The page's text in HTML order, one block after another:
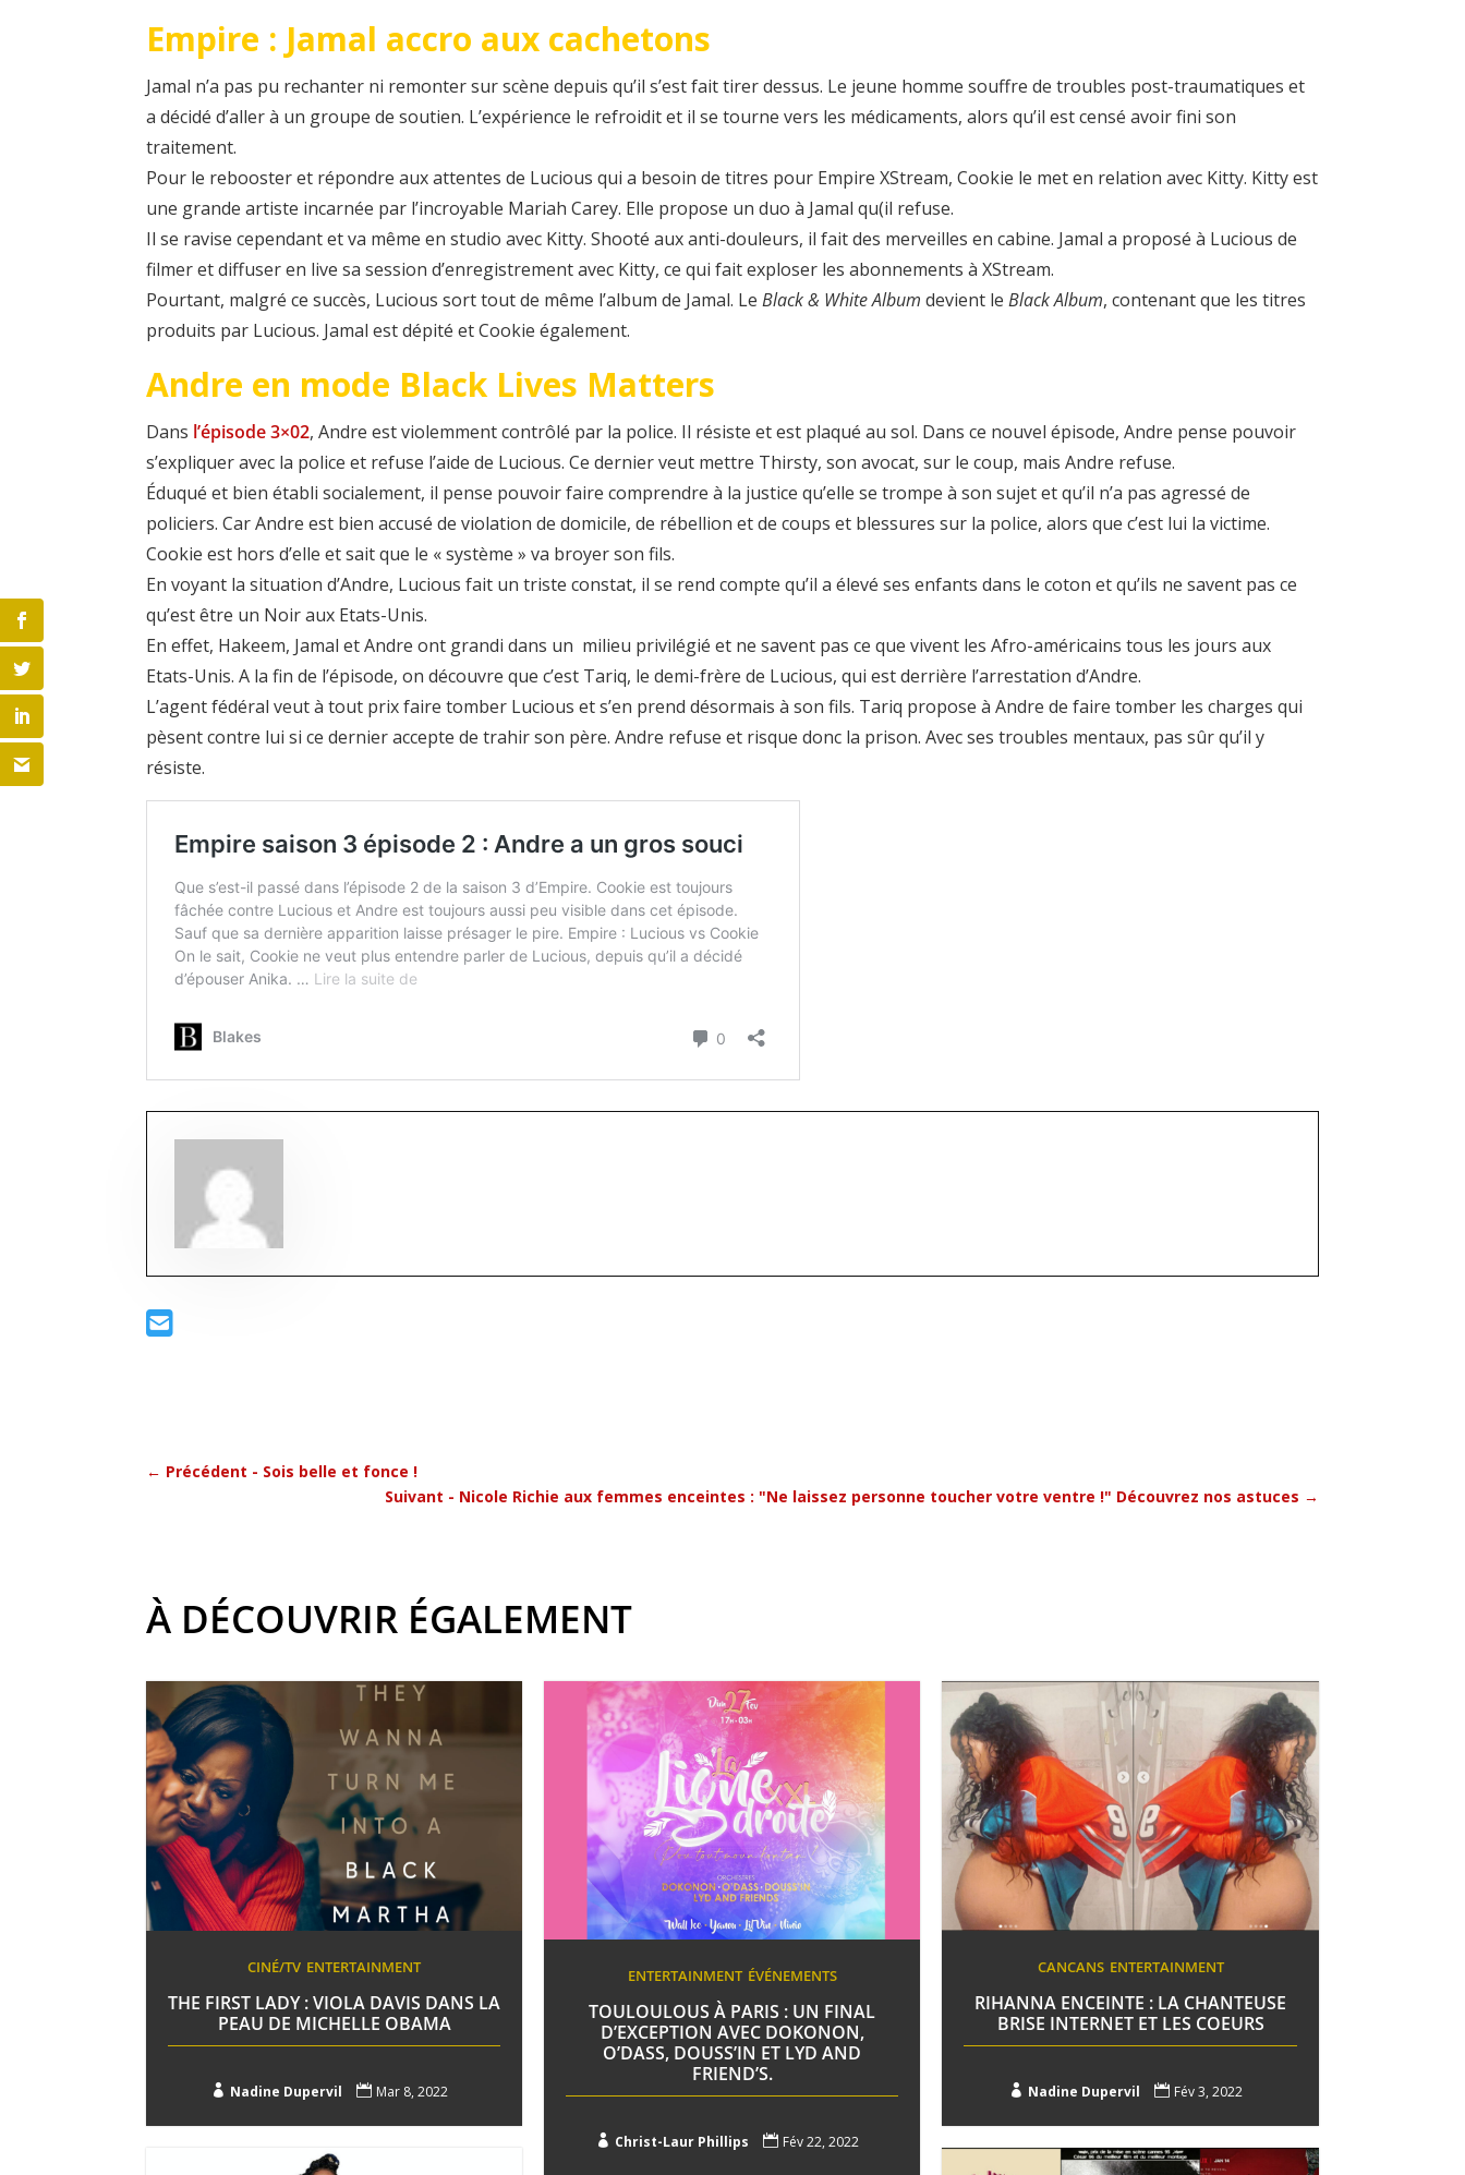
Empire : Jamal accro aux cachetons
Jamal n’a pas pu rechanter ni remonter sur scène depuis qu’il s’est fait tirer dessus. Le jeune homme souffre de troubles post-traumatiques et
a décidé d’aller à un groupe de soutien. L’expérience le refroidit et il se tourne vers les médicaments, alors qu’il est censé avoir fini son
traitement.
Pour le rebooster et répondre aux attentes de Lucious qui a besoin de titres pour Empire XStream, Cookie le met en relation avec Kitty. Kitty est
une grande artiste incarnée par l’incroyable Mariah Carey. Elle propose un duo à Jamal qu(il refuse.
Il se ravise cependant et va même en studio avec Kitty. Shooté aux anti-douleurs, il fait des merveilles en cabine. Jamal a proposé à Lucious de
filmer et diffuser en live sa session d’enregistrement avec Kitty, ce qui fait exploser les abonnements à XStream.
Pourtant, malgré ce succès, Lucious sort tout de même l’album de Jamal. LeBlack & White Album devient leBlack Album, contenant que les titres
produits par Lucious. Jamal est dépité et Cookie également.
Andre en mode Black Lives Matters
Dans l’épisode 3×02, Andre est violemment contrôlé par la police. Il résiste et est plaqué au sol. Dans ce nouvel épisode, Andre pense pouvoir
s’expliquer avec la police et refuse l’aide de Lucious. Ce dernier veut mettre Thirsty, son avocat, sur le coup, mais Andre refuse.
Éduqué et bien établi socialement, il pense pouvoir faire comprendre à la justice qu’elle se trompe à son sujet et qu’il n’a pas agressé de
policiers. Car Andre est bien accusé de violation de domicile, de rébellion et de coups et blessures sur la police, alors que c’est lui la victime.
Cookie est hors d’elle et sait que le « système » va broyer son fils.
En voyant la situation d’Andre, Lucious fait un triste constat, il se rend compte qu’il a élevé ses enfants dans le coton et qu’ils ne savent pas ce
qu’est être un Noir aux Etats-Unis.
En effet, Hakeem, Jamal et Andre ont grandi dans un milieu privilégié et ne savent pas ce que vivent les Afro-américains tous les jours aux
Etats-Unis. A la fin de l’épisode, on découvre que c’est Tariq, le demi-frère de Lucious, qui est derrière l’arrestation d’Andre.
L’agent fédéral veut à tout prix faire tomber Lucious et s’en prend désormais à son fils. Tariq propose à Andre de faire tomber les charges qui
pèsent contre lui si ce dernier accepte de trahir son père. Andre refuse et risque donc la prison. Avec ses troubles mentaux, pas sûr qu’il y
résiste.
← Précédent - Sois belle et fonce !
Suivant - Nicole Richie aux femmes enceintes : "Ne laissez personne toucher votre ventre !" Découvrez nos astuces →
À DÉCOUVRIR ÉGALEMENT
CINÉ/TV ENTERTAINMENT
THE FIRST LADY : VIOLA DAVIS DANS LA
PEAU DE MICHELLE OBAMA
 Nadine Dupervil  Mar 8, 2022
ENTERTAINMENT ÉVÉNEMENTS
TOULOULOUS À PARIS : UN FINAL
D’EXCEPTION AVEC DOKONON,
O’DASS, DOUSS’IN ET LYD AND
FRIEND’S.
 Christ-Laur Phillips  Fév 22, 2022
CANCANS ENTERTAINMENT
RIHANNA ENCEINTE : LA CHANTEUSE
BRISE INTERNET ET LES COEURS
 Nadine Dupervil  Fév 3, 2022